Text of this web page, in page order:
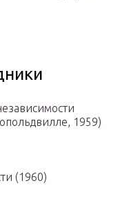
1959)
(1960)